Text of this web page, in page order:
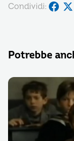
Condividi:
Potrebbe